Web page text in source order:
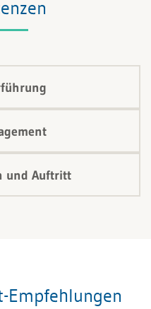
und Auftritt
Empfehlungen